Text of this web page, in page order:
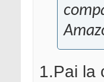
1.Pai la